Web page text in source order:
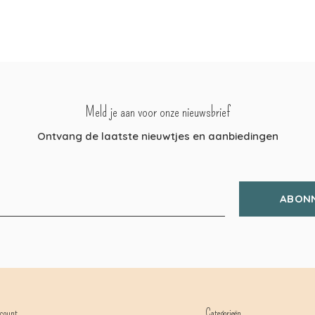
Meld je aan voor onze nieuwsbrief
Ontvang de laatste nieuwtjes en aanbiedingen